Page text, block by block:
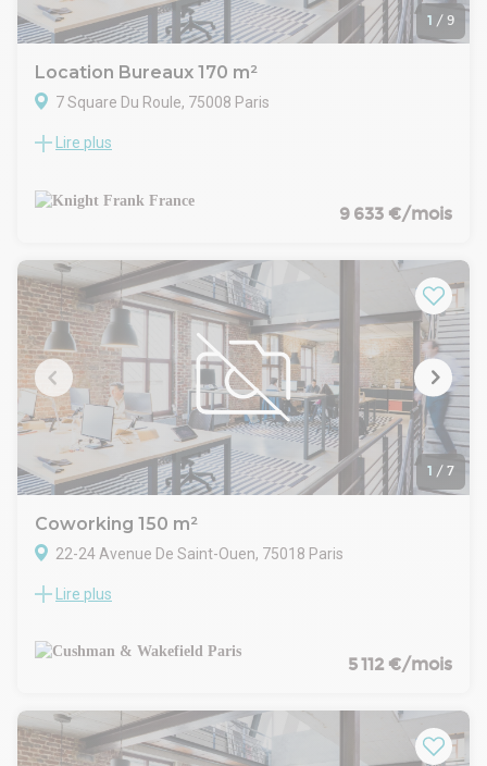
1 / 9
Location Bureaux 170 m²
7 Square Du Roule, 75008 Paris
A proximité immédiate du Parc Monceau, nous vous
Les bureaux sont d'un très bon standing, ils bénéficient de
beaux volumes, du cachet de l'ancien allié au moderne.
Lire plus
9 633 €/mois
1 / 7
Coworking 150 m²
22-24 Avenue De Saint-Ouen, 75018 Paris
Cushman & Wakefield vous propose des bureaux d'exception
225 euros par poste
Emplacement idéal : au pied du métro La Fourche, ce plateau
une cour intérieure arborée.
Un espace optimisé pour votre activité
Lire plus
5 112 €/mois